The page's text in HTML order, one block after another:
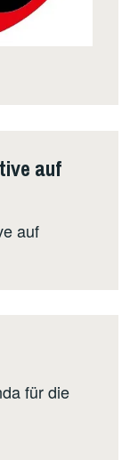
auf
auf
für die